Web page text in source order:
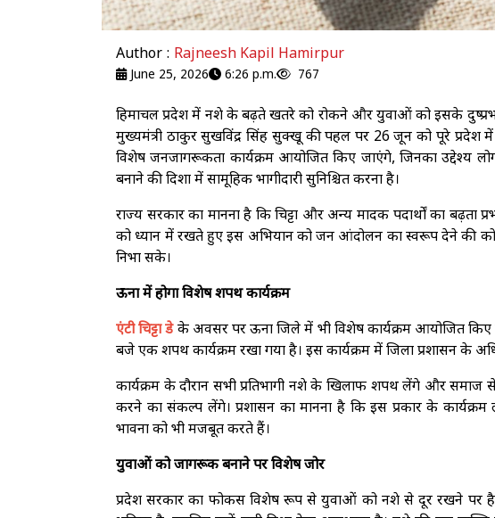
Author : Rajneesh Kapil Hamirpur
June 25, 2026 6:26 p.m. 767
हिमाचल प्रदेश में नशे के बढ़ते खतरे को रोकने और युवाओं को इसके
मुख्यमंत्री ठाकुर सुखविंद्र सिंह सुक्खू की पहल पर 26 जून को पूरे प्रदेश में
विशेष जनजागरूकता कार्यक्रम आयोजित किए जाएंगे, जिनका
बनाने की दिशा में सामूहिक भागीदारी सुनिश्चित करना है।
राज्य सरकार का मानना है कि चिट्टा और अन्य मादक पदार्थों का बढ़ता
को ध्यान में रखते हुए इस अभियान को जन आंदोलन का स्वरूप देने की
निभा सके।
ऊना में होगा विशेष शपथ कार्यक्रम
एंटी चिट्टा डेके अवसर पर ऊना जिले में भी विशेष कार्यक्रम आयोजित किए
बजे एक शपथ कार्यक्रम रखा गया है। इस कार्यक्रम में जिला प्रशासन के
कार्यक्रम के दौरान सभी प्रतिभागी नशे के खिलाफ शपथ लेंगे और समाज
करने का संकल्प लेंगे। प्रशासन का मानना है कि इस प्रकार के
भावना को भी मजबूत करते हैं।
युवाओं को जागरूक बनाने पर विशेष जोर
प्रदेश सरकार का फोकस विशेष रूप से युवाओं को नशे से दूर रखने पर